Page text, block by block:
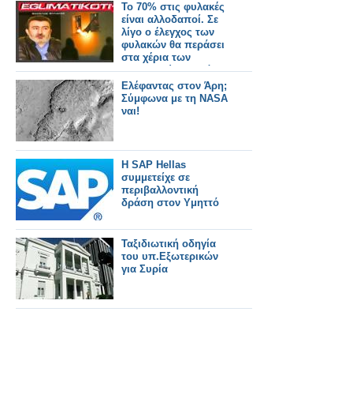
Το 70% στις φυλακές
είναι αλλοδαποί. Σε
λίγο ο έλεγχος των
φυλακών θα περάσει
στα χέρια των
αλλοδαπών και τότε
θα μπούμε σε
απόλυτη ζούγκλα
Ελέφαντας στον Άρη;
Σύμφωνα με τη NASA
ναι!
Η SAP Hellas
συμμετείχε σε
περιβαλλοντική
δράση στον Υμηττό
Ταξιδιωτική οδηγία
του υπ.Εξωτερικών
για Συρία